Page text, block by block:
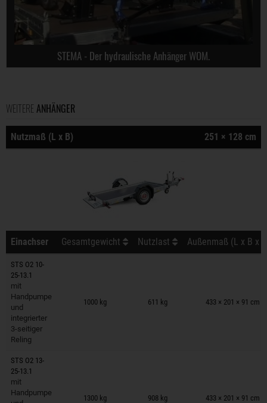
STEMA - Der hydraulische Anhänger WOM.
WEITERE ANHÄNGER
Nutzmaß (L x B) 251 × 128 cm
Einachser Gesamtgewicht Nutzlast Außenmaß (L x B x
STS O2 10-
25-13.1
mit
Handpumpe
und
integrierter
3-seitiger
Reling
1000 kg 611 kg 433 × 201 × 91 cm
Anhänger auf Merkzettel
STS O2 13-
25-13.1
mit
Handpumpe
1300 kg 908 kg 433 × 201 × 91 cm
Anhänger auf Merkzettel